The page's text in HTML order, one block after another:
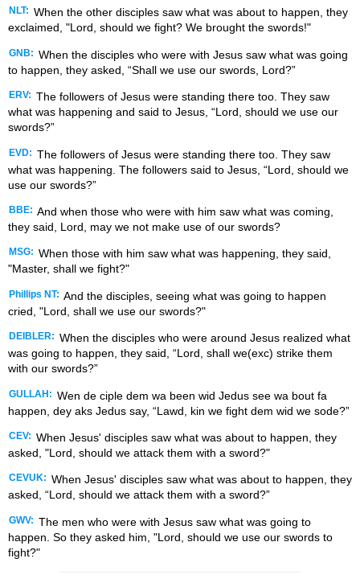
NLT: When the other disciples saw what was about to happen, they
exclaimed, "Lord, should we fight? We brought the swords!"
GNB: When the disciples who were with Jesus saw what was going
to happen, they asked, “Shall we use our swords, Lord?”
ERV: The followers of Jesus were standing there too. They saw
what was happening and said to Jesus, “Lord, should we use our
swords?”
EVD: The followers of Jesus were standing there too. They saw
what was happening. The followers said to Jesus, “Lord, should we
use our swords?”
BBE: And when those who were with him saw what was coming,
they said, Lord, may we not make use of our swords?
MSG: When those with him saw what was happening, they said,
"Master, shall we fight?"
Phillips NT: And the disciples, seeing what was going to happen
cried, "Lord, shall we use our swords?"
DEIBLER: When the disciples who were around Jesus realized what
was going to happen, they said, “Lord, shall we(exc) strike them
with our swords?”
GULLAH: Wen de ciple dem wa been wid Jedus see wa bout fa
happen, dey aks Jedus say, “Lawd, kin we fight dem wid we sode?”
CEV: When Jesus' disciples saw what was about to happen, they
asked, "Lord, should we attack them with a sword?"
CEVUK: When Jesus' disciples saw what was about to happen, they
asked, “Lord, should we attack them with a sword?”
GWV: The men who were with Jesus saw what was going to
happen. So they asked him, "Lord, should we use our swords to
fight?"